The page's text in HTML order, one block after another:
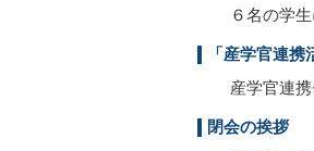
６名の学生
「産学官連
産学官連携
閉会の挨拶